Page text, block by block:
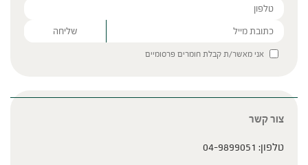
Please leave this field empty.
אני מאשר/ת קבלת חומרים פרסומיים
צור קשר
טלפון: 04-9899051